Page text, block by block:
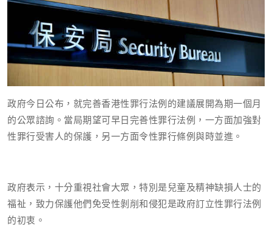
政府今日公布，就完善香港性罪行法例的建議展開為期一個月
的公眾諮詢。當局期望可早日完善性罪行法例，一方面加強對
性罪行受害人的保護，另一方面令性罪行條例與時並進。
政府表示，十分重視社會大眾，特別是兒童及精神缺損人士的
福祉，致力保護他們免受性剝削和侵犯是政府訂立性罪行法例
的初衷。